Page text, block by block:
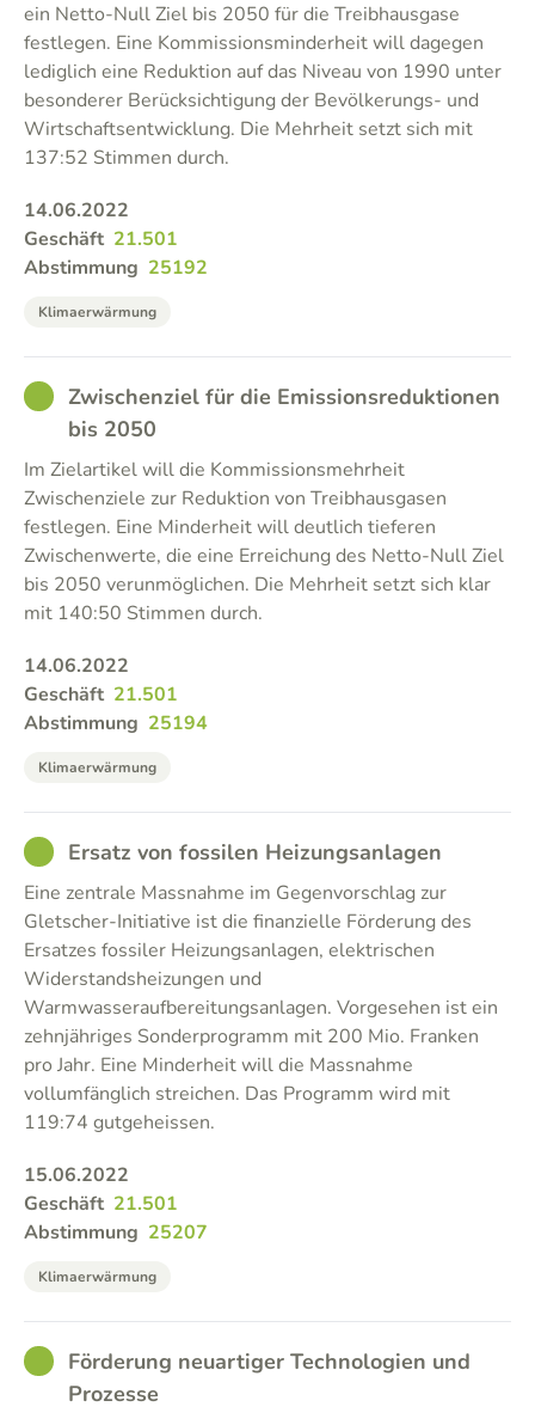
ein Netto-Null Ziel bis 2050 für die Treibhausgase
festlegen. Eine Kommissionsminderheit will dagegen
lediglich eine Reduktion auf das Niveau von 1990 unter
besonderer Berücksichtigung der Bevölkerungs- und
Wirtschaftsentwicklung. Die Mehrheit setzt sich mit
137:52 Stimmen durch.
14.06.2022
Geschäft 21.501
Abstimmung 25192
Klimaerwärmung
GOODZwischenziel für die Emissionsreduktionen
bis 2050
Im Zielartikel will die Kommissionsmehrheit
Zwischenziele zur Reduktion von Treibhausgasen
festlegen. Eine Minderheit will deutlich tieferen
Zwischenwerte, die eine Erreichung des Netto-Null Ziel
bis 2050 verunmöglichen. Die Mehrheit setzt sich klar
mit 140:50 Stimmen durch.
14.06.2022
Geschäft 21.501
Abstimmung 25194
Klimaerwärmung
GOODErsatz von fossilen Heizungsanlagen
Eine zentrale Massnahme im Gegenvorschlag zur
Gletscher-Initiative ist die finanzielle Förderung des
Ersatzes fossiler Heizungsanlagen, elektrischen
Widerstandsheizungen und
Warmwasseraufbereitungsanlagen. Vorgesehen ist ein
zehnjähriges Sonderprogramm mit 200 Mio. Franken
pro Jahr. Eine Minderheit will die Massnahme
vollumfänglich streichen. Das Programm wird mit
119:74 gutgeheissen.
15.06.2022
Geschäft 21.501
Abstimmung 25207
Klimaerwärmung
GOODFörderung neuartiger Technologien und
Prozesse